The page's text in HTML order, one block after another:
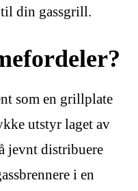
din gassgrill.
som en grillplate
utstyr laget av
jevnt distribuere
i en